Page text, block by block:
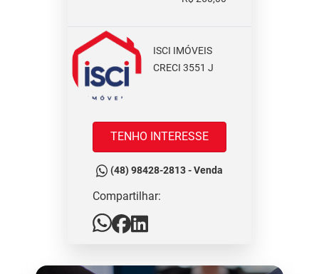
ISCI IMÓVEIS
CRECI 3551 J
TENHO INTERESSE
(48) 98428-2813 - Venda
Compartilhar: